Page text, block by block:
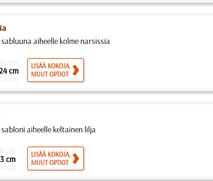
aiheelle kolme narsissia
cm
LISÄÄ KOKOJA,
MUUT OPTIOT
aiheelle keltainen lilja
cm
LISÄÄ KOKOJA,
MUUT OPTIOT